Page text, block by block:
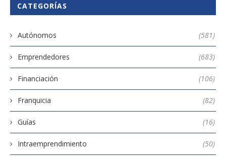
CATEGORÍAS
Autónomos (581)
Emprendedores (683)
Financiación (106)
Franquicia (82)
Guías (16)
Intraemprendimiento (50)